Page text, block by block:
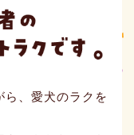
ら、愛犬のラクを